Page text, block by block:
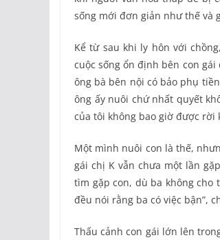
sống mới đơn giản như thế và
Kể từ sau khi ly hôn với
cuộc sống ổn định bên con
ông bà bên nội có bảo phụ
ông ấy nuôi chứ nhất quyết
của tôi không bao giờ được rời
Một mình nuôi con là thế,
gái chị K vẫn chưa một lần
tìm gặp con, dù ba không cho
đều nói rằng ba có việc bận”,
Thấu cảnh con gái lớn lên